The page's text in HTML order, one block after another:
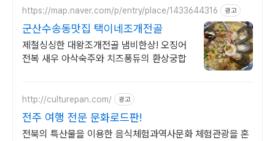
https://map.naver.com/p/entry/place/1433644316 광고
군산수송동맛집 택이네조개전골
제철싱싱한 대왕조개전골 냄비한상! 오징어
전복 새우 아삭숙주와 치즈퐁듀의 환상궁합
http://culturepan.com/ 광고
전주 여행 전문 문화로드판!
전북의 특산물을 이용한 음식체험과역사문화 체험관광을 혼